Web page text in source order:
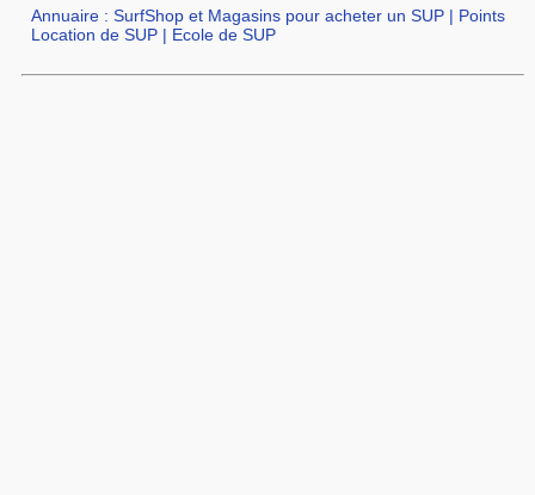
Annuaire :SurfShop et Magasins pour acheter un SUP | Points
Location de SUP | Ecole de SUP